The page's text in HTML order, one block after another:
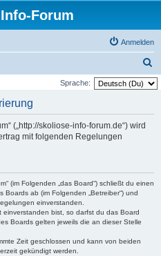
Forum
Anmelden
u
Sprache:
(„http://skoliose-info-forum.de“) wird
mit folgenden Regelungen
(im Folgenden „das Board“) schließt du einen
ab (im Folgenden „Betreiber“) und
einverstanden.
bist, so darfst du das Board
Boards gelten jeweils die an dieser Stelle
Zeit geschlossen und kann von beiden
gekündigt werden.